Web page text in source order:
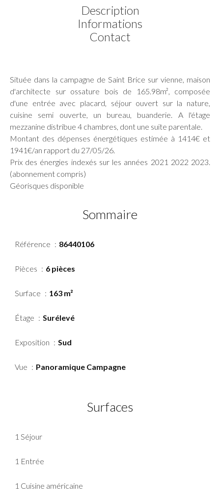
Description
Informations
Contact
Située dans la campagne de Saint Brice sur vienne, maison
d'architecte sur ossature bois de 165.98m², composée
d'une entrée avec placard, séjour ouvert sur la nature,
cuisine semi ouverte, un bureau, buanderie. A l'étage
mezzanine distribue 4 chambres, dont une suite parentale.
Montant des dépenses énergétiques estimée à 1414€ et
1941€/an rapport du 27/05/26.
Prix des énergies indexés sur les années 2021 2022 2023.
(abonnement compris)
Géorisques disponible
Sommaire
Référence 86440106
Pièces 6 pièces
Surface 163 m²
Étage Surélevé
Exposition Sud
Vue Panoramique Campagne
Surfaces
1 Séjour
1 Entrée
1 Cuisine américaine